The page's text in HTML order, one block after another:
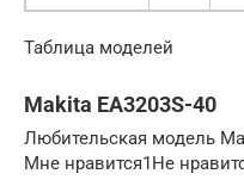
Таблица моделей
Makita EA3203S-40
Любительская модель
Мне нравится1Не